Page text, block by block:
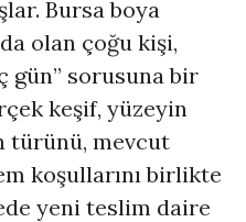
Bursa boya
olan çoğu kişi,
gün” sorusuna bir
keşif, yüzeyin
türünü, mevcut
koşullarını birlikte
yeni teslim daire